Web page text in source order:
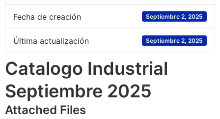
Fecha de creación Septiembre 2, 2025
Última actualización Septiembre 2, 2025
Catalogo Industrial
Septiembre 2025
Attached Files